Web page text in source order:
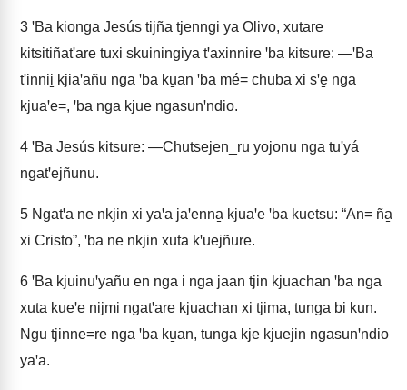
3 ꞌBa kionga Jesús tijña tjenngi ya Olivo, xutare
kitsitiñatꞌare tuxi skuiningiya tꞌaxinnire ꞌba kitsure: —ꞌBa
tꞌinnii̱ kjiaꞌañu nga ꞌba ku̱an ꞌba mé= chuba xi sꞌe̱ nga
kjuaꞌe=, ꞌba nga kjue ngasunꞌndio.
4 ꞌBa Jesús kitsure: —Chutsejen_ru yojonu nga tuꞌyá
ngatꞌejñunu.
5 Ngatꞌa ne nkjin xi yaꞌa jaꞌenna̱ kjuaꞌe ꞌba kuetsu: “An= ña̱
xi Cristo”, ꞌba ne nkjin xuta kꞌuejñure.
6 ꞌBa kjuinuꞌyañu en nga i nga jaan tjin kjuachan ꞌba nga
xuta kueꞌe nijmi ngatꞌare kjuachan xi tjima, tunga bi kun.
Ngu tjinne=re nga ꞌba ku̱an, tunga kje kjuejin ngasunꞌndio
yaꞌa.